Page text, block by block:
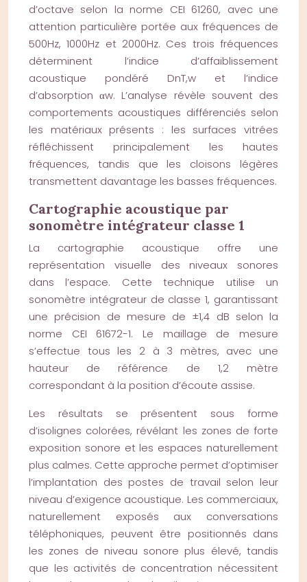
d’octave selon la norme CEI 61260, avec une
attention particulière portée aux fréquences de
500Hz, 1000Hz et 2000Hz. Ces trois fréquences
déterminent l’indice d’affaiblissement
acoustique pondéré DnT,w et l’indice
d’absorption αw. L’analyse révèle souvent des
comportements acoustiques différenciés selon
les matériaux présents : les surfaces vitrées
réfléchissent principalement les hautes
fréquences, tandis que les cloisons légères
transmettent davantage les basses fréquences.
Cartographie acoustique par
sonomètre intégrateur classe 1
La cartographie acoustique offre une
représentation visuelle des niveaux sonores
dans l’espace. Cette technique utilise un
sonomètre intégrateur de classe 1, garantissant
une précision de mesure de ±1,4 dB selon la
norme CEI 61672-1. Le maillage de mesure
s’effectue tous les 2 à 3 mètres, avec une
hauteur de référence de 1,2 mètre
correspondant à la position d’écoute assise.
Les résultats se présentent sous forme
d’isolignes colorées, révélant les zones de forte
exposition sonore et les espaces naturellement
plus calmes. Cette approche permet d’optimiser
l’implantation des postes de travail selon leur
niveau d’exigence acoustique. Les commerciaux,
naturellement exposés aux conversations
téléphoniques, peuvent être positionnés dans
les zones de niveau sonore plus élevé, tandis
que les activités de concentration nécessitent